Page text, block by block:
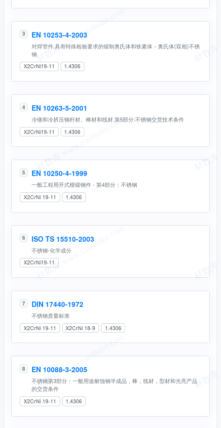
3 EN 10253-4-2003
对焊管件.具有特殊检验要求的锻制奥氏体和铁素体－奥氏体(双相)不锈
钢
X2CrNi19-11 1.4306
4 EN 10263-5-2001
冷镦和冷挤压钢杆材、棒材和线材.第5部分:不锈钢交货技术条件
X2CrNi19-11 1.4306
5 EN 10250-4-1999
一般工程用开式模锻钢件 - 第4部分：不锈钢
X2CrNi 19-11 1.4306
6 ISO TS 15510-2003
不锈钢-化学成分
X2CrNi19-11
7 DIN 17440-1972
不锈钢质量标准
X2CrNi 19-11 X2CrNi 18-9 1.4306
8 EN 10088-3-2005
不锈钢第3部分：一般用途耐蚀钢半成品，棒，线材，型材和光亮产品
的交货条件
X2CrNi 19-11 1.4306